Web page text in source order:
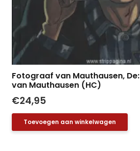
Fotograaf van Mauthausen,
van Mauthausen (HC)
€24,95
Toevoegen aan winkelwagen